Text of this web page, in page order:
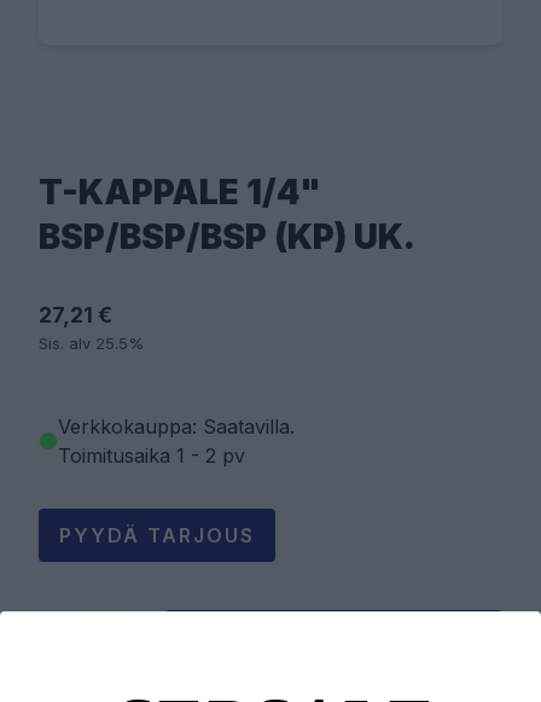
T-KAPPALE 1/4"
BSP/BSP/BSP (KP) UK.
27,21 €
Sis. alv 25.5%
Verkkokauppa: Saatavilla.
Toimitusaika 1 - 2 pv
PYYDÄ TARJOUS